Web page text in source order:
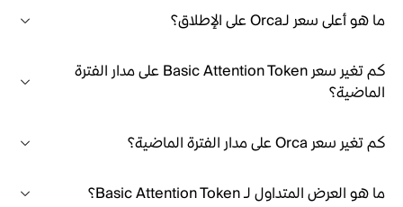
ما هو أعلى سعر لـOrca على الإطلاق؟
كم تغير سعر Basic Attention Token على مدار الفترة
الماضية؟
كم تغير سعر Orca على مدار الفترة الماضية؟
ما هو العرض المتداول لـ Basic Attention Token؟